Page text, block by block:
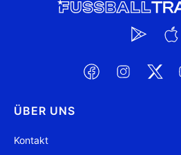
ÜBER UNS
Kontakt